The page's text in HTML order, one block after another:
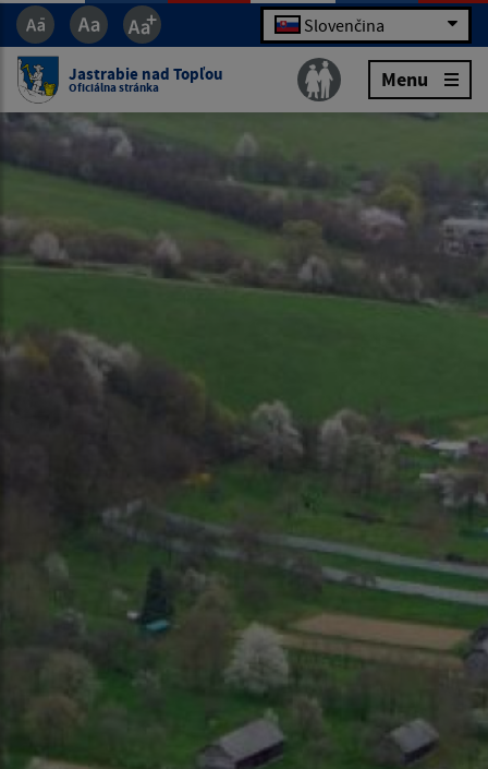
Slovenčina
Jastrabie nad Topľou
Oficiálna stránka Menu